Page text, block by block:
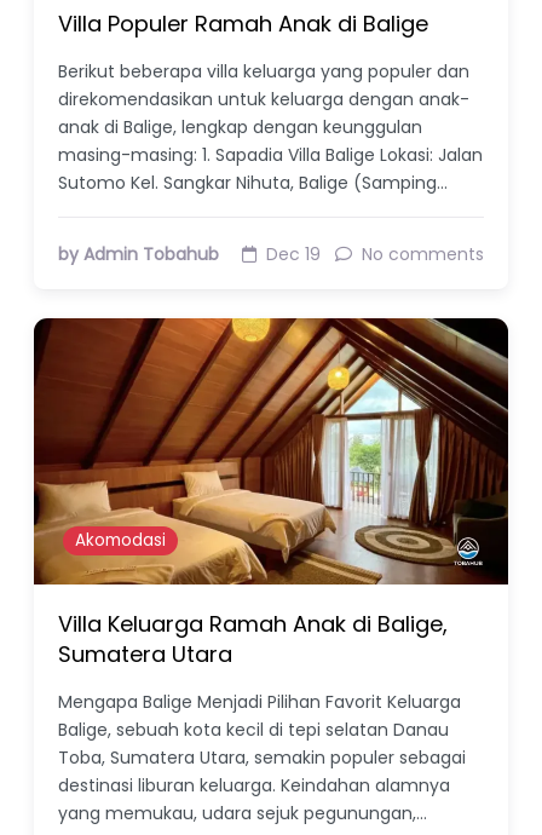
Villa Populer Ramah Anak di Balige
Berikut beberapa villa keluarga yang populer dan
direkomendasikan untuk keluarga dengan anak-
anak di Balige, lengkap dengan keunggulan
masing-masing: 1. Sapadia Villa Balige Lokasi: Jalan
Sutomo Kel. Sangkar Nihuta, Balige (Samping…
by Admin Tobahub Dec 19 No comments
Akomodasi
Villa Keluarga Ramah Anak di Balige,
Sumatera Utara
Mengapa Balige Menjadi Pilihan Favorit Keluarga
Balige, sebuah kota kecil di tepi selatan Danau
Toba, Sumatera Utara, semakin populer sebagai
destinasi liburan keluarga. Keindahan alamnya
yang memukau, udara sejuk pegunungan,…